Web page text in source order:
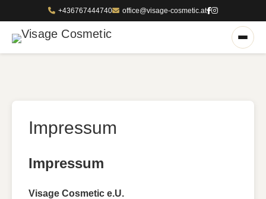
+436767444740 office@visage-cosmetic.at
Impressum
Impressum
Visage Cosmetic e.U.